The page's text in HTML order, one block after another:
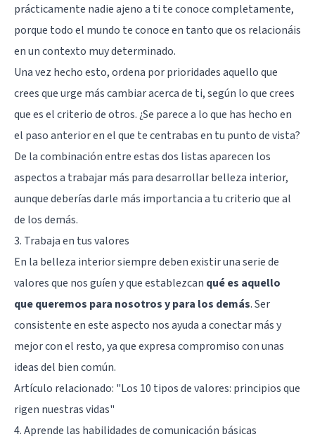
prácticamente nadie ajeno a ti te conoce completamente,
porque todo el mundo te conoce en tanto que os relacionáis
en un contexto muy determinado.
Una vez hecho esto, ordena por prioridades aquello que
crees que urge más cambiar acerca de ti, según lo que crees
que es el criterio de otros. ¿Se parece a lo que has hecho en
el paso anterior en el que te centrabas en tu punto de vista?
De la combinación entre estas dos listas aparecen los
aspectos a trabajar más para desarrollarbelleza interior,
aunque deberías darle más importancia a tu criterio que al
de los demás.
3. Trabaja en tus valores
En la belleza interior siempre deben existir una serie de
valores que nos guíen y que establezcan qué es aquello
que queremos para nosotros y para los demás. Ser
consistente en este aspecto nos ayuda a conectar más y
mejor con el resto, ya que expresa compromiso con unas
ideas del bien común.
Artículo relacionado: "Los 10 tipos de valores: principios que
rigen nuestras vidas"
4. Aprende las habilidades de comunicación básicas